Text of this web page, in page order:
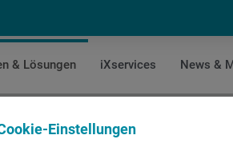
Einstellungen
& Lösungen iXservices News &